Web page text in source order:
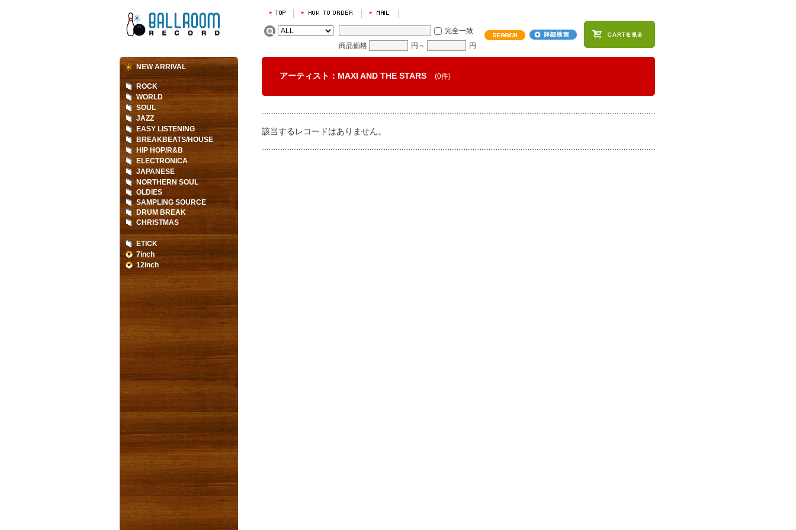
完全一致
商品価格
円～ 円
アーティスト：MAXI AND THE STARS (0件)
該当するレコードはありません。
NEW ARRIVAL
ROCK
WORLD
SOUL
JAZZ
EASY LISTENING
BREAKBEATS/HOUSE
HIP HOP/R&B
ELECTRONICA
JAPANESE
NORTHERN SOUL
OLDIES
SAMPLING SOURCE
DRUM BREAK
CHRISTMAS
ETICK
7inch
12inch